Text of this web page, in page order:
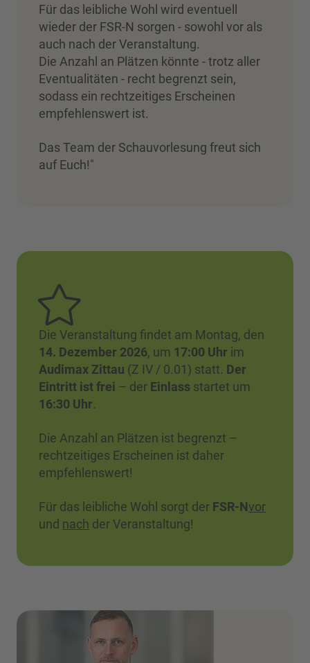
Für das leibliche Wohl wird eventuell
wieder der FSR-N sorgen - sowohl vor als
auch nach der Veranstaltung.
Die Anzahl an Plätzen könnte - trotz aller
Eventualitäten - recht begrenzt sein,
sodass ein rechtzeitiges Erscheinen
empfehlenswert ist.
Das Team der Schauvorlesung freut sich
auf Euch!"
Die Veranstaltung findet am Montag, den
14. Dezember 2026, um 17:00 Uhr im
Audimax Zittau (Z IV / 0.01) statt. Der
Eintritt ist frei – der Einlass startet um
16:30 Uhr.
Die Anzahl an Plätzen ist begrenzt –
rechtzeitiges Erscheinen ist daher
empfehlenswert!
Für das leibliche Wohl sorgt der FSR-Nvor
und nach der Veranstaltung!